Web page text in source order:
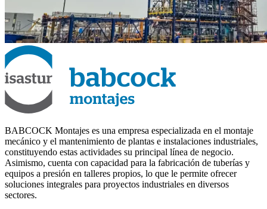
BABCOCK Montajes es una empresa especializada en el montaje
mecánico y el mantenimiento de plantas e instalaciones industriales,
constituyendo estas actividades su principal línea de negocio.
Asimismo, cuenta con capacidad para la fabricación de tuberías y
equipos a presión en talleres propios, lo que le permite ofrecer
soluciones integrales para proyectos industriales en diversos
sectores.